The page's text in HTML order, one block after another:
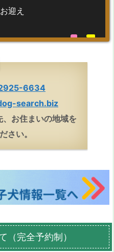
迎え
6634
search.biz
お住まいの地域を
さい。
（完全予約制）